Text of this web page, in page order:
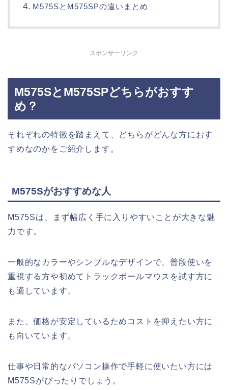
M575SとM575SPの違いまとめ
スポンサーリンク
M575SとM575SPどちらがおすす
め？
それぞれの特徴を踏まえて、どちらがどんな方におす
すめなのかをご紹介します。
M575Sがおすすめな人
M575Sは、まず幅広く手に入りやすいことが大きな魅
力です。
一般的なカラーやシンプルなデザインで、普段使いを
重視する方や初めてトラックボールマウスを試す方に
も適しています。
また、価格が安定しているためコストを抑えたい方に
も向いています。
仕事や日常的なパソコン操作で手軽に使いたい方には
M575Sがぴったりでしょう。